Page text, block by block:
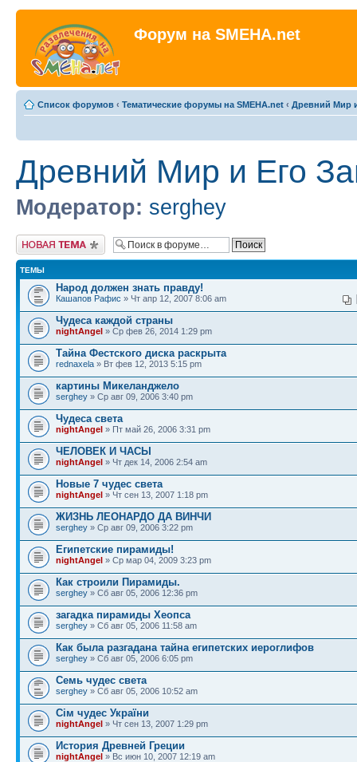
Форум на SMEHA.net
Список форумов ‹ Тематические форумы на SMEHA.net ‹ Древний Мир
Древний Мир и Его
Модератор: serghey
Новая тема
ТЕМЫ
Народ должен знать правду!
Кашапов Рафис » Чт апр 12, 2007 8:06 am
Чудеса каждой страны
nightAngel » Ср фев 26, 2014 1:29 pm
Тайна Фестского диска раскрыта
rednaxela » Вт фев 12, 2013 5:15 pm
картины Микеланджело
serghey » Ср авг 09, 2006 3:40 pm
Чудеса света
nightAngel » Пт май 26, 2006 3:31 pm
ЧЕЛОВЕК И ЧАСЫ
nightAngel » Чт дек 14, 2006 2:54 am
Новые 7 чудес света
nightAngel » Чт сен 13, 2007 1:18 pm
ЖИЗНЬ ЛЕОНАРДО ДА ВИНЧИ
serghey » Ср авг 09, 2006 3:22 pm
Египетские пирамиды!
nightAngel » Ср мар 04, 2009 3:23 pm
Как строили Пирамиды.
serghey » Сб авг 05, 2006 12:36 pm
загадка пирамиды Хеопса
serghey » Сб авг 05, 2006 11:58 am
Как была разгадана тайна египетских иероглифов
serghey » Сб авг 05, 2006 6:05 pm
Семь чудес света
serghey » Сб авг 05, 2006 10:52 am
Сім чудес України
nightAngel » Чт сен 13, 2007 1:29 pm
История Древней Греции
nightAngel » Вс июн 10, 2007 12:19 am